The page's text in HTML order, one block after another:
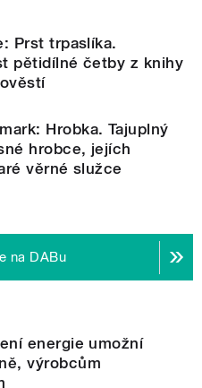
Prst trpaslíka.
pětidílné četby z knihy
Hrobka. Tajuplný
hrobce, jejích
věrné služce
na DABu
energie umožní
výrobcům